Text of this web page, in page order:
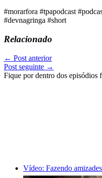
#morarfora #tpapodcast
#devnagringa #short
Relacionado
← Post anterior
Post seguinte →
Fique por dentro dos episódios
Vídeo: Fazendo